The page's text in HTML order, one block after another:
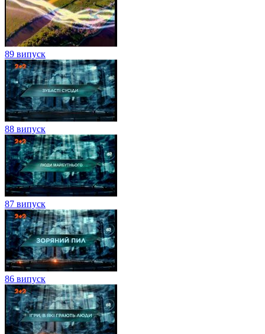
89 випуск
88 випуск
87 випуск
86 випуск